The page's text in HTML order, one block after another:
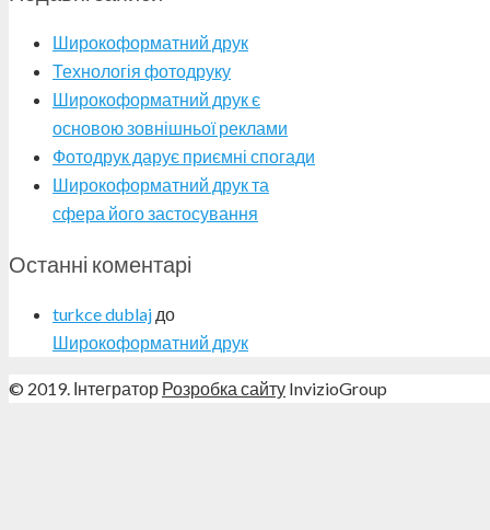
Широкоформатний друк
Технологія фотодруку
Широкоформатний друк є
основою зовнішньої реклами
Фотодрук дарує приємні спогади
Широкоформатний друк та
сфера його застосування
Останні коментарі
turkce dublaj до
Широкоформатний друк
© 2019. Інтегратор Розробка сайту InvizioGroup